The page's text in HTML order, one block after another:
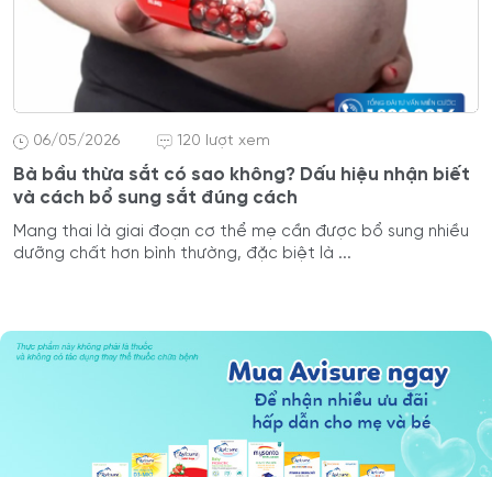
06/05/2026 120 lượt xem
Bà bầu thừa sắt có sao không? Dấu hiệu nhận biết
và cách bổ sung sắt đúng cách
Mang thai là giai đoạn cơ thể mẹ cần được bổ sung nhiều
dưỡng chất hơn bình thường, đặc biệt là ...